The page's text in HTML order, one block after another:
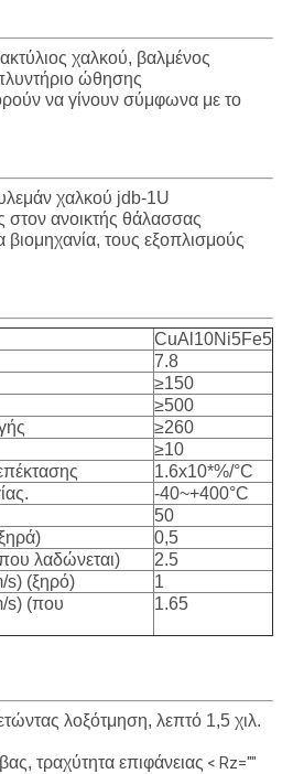
χαλκού, βαλμένος
ώθησης
να γίνουν σύμφωνα με το
χαλκού jdb-1U
στον ανοικτής θάλασσας
τους εξοπλισμούς
CuAl10Ni5Fe5
7.8
≥150
≥500
≥260
≥10
1.6x10*%/°C
-40~+400°C
50
0,5
λαδώνεται)
2.5
s) (ξηρό)
1
s) (που
1.65
λοξότμηση, λεπτό 1,5 χιλ.
τραχύτητα επιφάνειας < Rz=""